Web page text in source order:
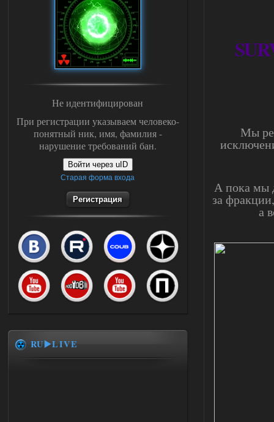
Мы
А пока мы
за
а
Не идентифицирован
При регистрации указываем человеко-
понятный ник, имя, фамилия -
нарушение требований бан.
Войти через uID
Старая форма входа
Регистрация
RU▶️LIVE